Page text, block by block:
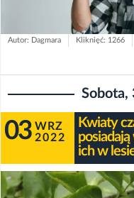
Autor: Dagmara Kliknięć: 1266
Sobota,
03 WRZ
2022
Kwiaty
posiadają
ich w